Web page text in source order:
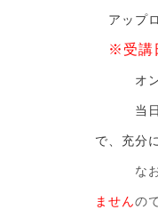
アップ
※受講
オンラ
当日に
で、充分
な
ませんの